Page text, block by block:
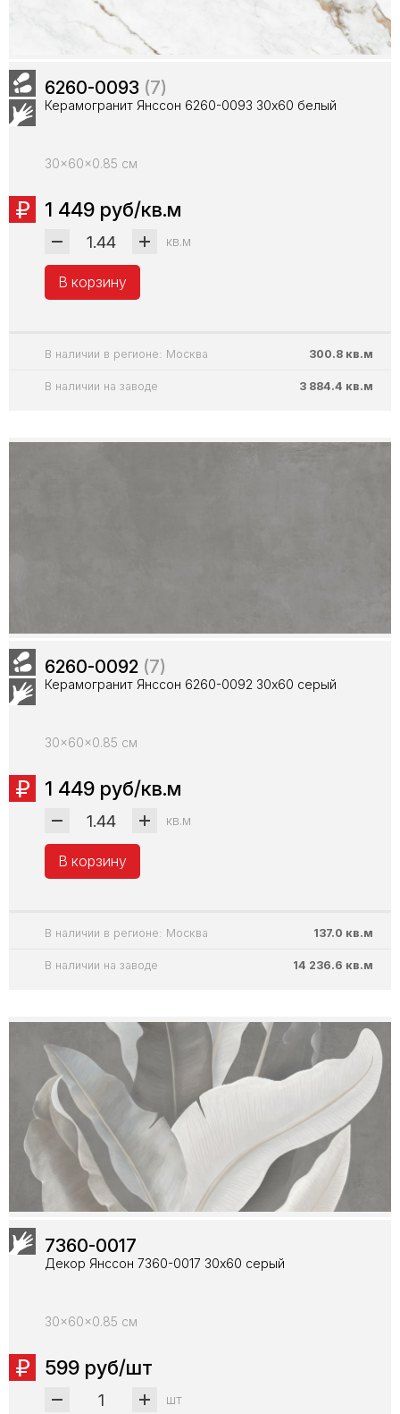
6260-0093 (7)
Керамогранит Янссон 6260-0093 30х60 белый
30x60x0.85 см
1 449 руб/кв.м
кв.м
В корзину
В наличии в регионе: Москва 300.8 кв.м
В наличии на заводе 3 884.4 кв.м
6260-0092 (7)
Керамогранит Янссон 6260-0092 30х60 серый
30x60x0.85 см
1 449 руб/кв.м
кв.м
В корзину
В наличии в регионе: Москва 137.0 кв.м
В наличии на заводе 14 236.6 кв.м
7360-0017
Декор Янссон 7360-0017 30х60 серый
30x60x0.85 см
599 руб/шт
шт